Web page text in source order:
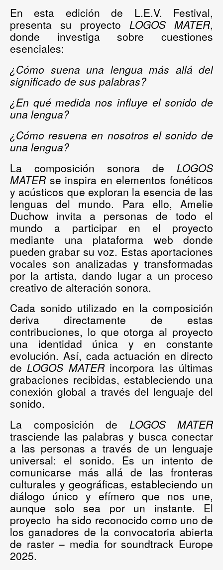
En esta edición de L.E.V. Festival,
presenta su proyecto LOGOS MATER,
donde investiga sobre cuestiones
esenciales:
¿Cómo suena una lengua más allá del
significado de sus palabras?
¿En qué medida nos influye el sonido de
una lengua?
¿Cómo resuena en nosotros el sonido de
una lengua?
La composición sonora de LOGOS
MATER se inspira en elementos fonéticos
y acústicos que exploran la esencia de las
lenguas del mundo. Para ello, Amelie
Duchow invita a personas de todo el
mundo a participar en el proyecto
mediante una plataforma web donde
pueden grabar su voz. Estas aportaciones
vocales son analizadas y transformadas
por la artista, dando lugar a un proceso
creativo de alteración sonora.
Cada sonido utilizado en la composición
deriva directamente de estas
contribuciones, lo que otorga al proyecto
una identidad única y en constante
evolución. Así, cada actuación en directo
deLOGOS MATERincorpora las últimas
grabaciones recibidas, estableciendo una
conexión global a través del lenguaje del
sonido.
La composición de LOGOS MATER
trasciende las palabras y busca conectar
a las personas a través de un lenguaje
universal: el sonido. Es un intento de
comunicarse más allá de las fronteras
culturales y geográficas, estableciendo un
diálogo único y efímero que nos une,
aunque solo sea por un instante. El
proyecto ha sido reconocido como uno de
los ganadores de la convocatoria abierta
de raster – media for soundtrack Europe
2025.